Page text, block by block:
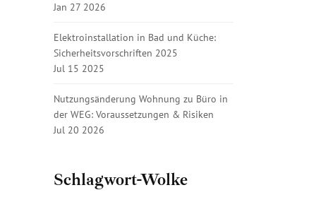
Jan 27 2026
Elektroinstallation in Bad und Küche:
Sicherheitsvorschriften 2025
Jul 15 2025
Nutzungsänderung Wohnung zu Büro in
der WEG: Voraussetzungen & Risiken
Jul 20 2026
Schlagwort-Wolke